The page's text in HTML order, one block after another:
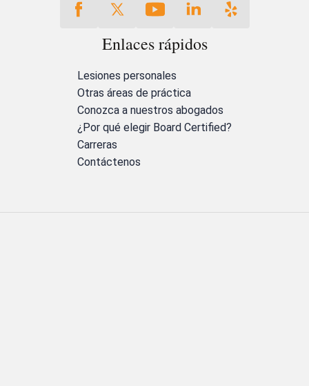
Enlaces rápidos
Lesiones personales
Otras áreas de práctica
Conozca a nuestros abogados
¿Por qué elegir Board Certified?
Carreras
Contáctenos